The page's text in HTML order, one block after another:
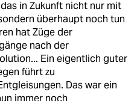
in Zukunft nicht nur mit
überhaupt noch tun
hat Züge der
nach der
Ein eigentlich guter
führt zu
Das war ein
immer noch